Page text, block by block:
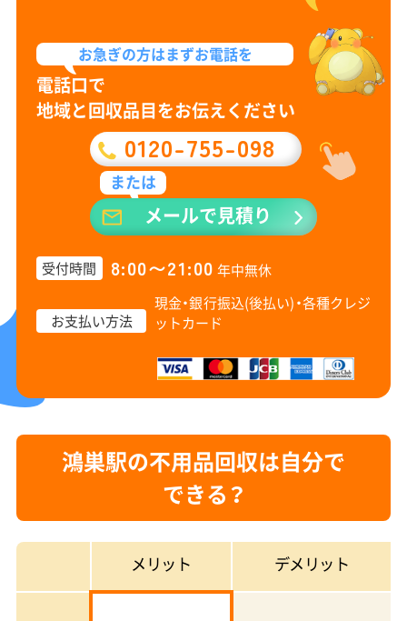
お急ぎの方はまずお電話を
電話口で
地域と回収品目をお伝えください
0120-755-098
または
メールで見積り
受付時間 8:00〜21:00 年中無休
お支払い方法
現金・銀行振込(後払い)・各種クレジ
ットカード
鴻巣駅の不用品回収は自分で
できる？
メリット デメリット